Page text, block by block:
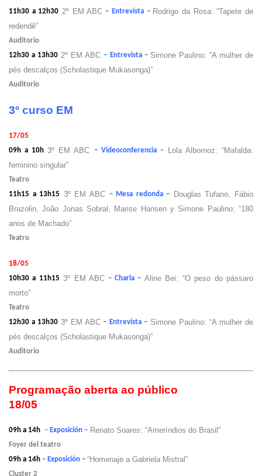
11h30 a 12h30 2º EM ABC – Entrevista – Rodrigo da Rosa: “Tapete de
redendê”
Auditorio
12h30 a 13h30 2º EM ABC – Entrevista – Simone Paulino: “A mulher de
pés descalços (Scholastique Mukasonga)”
Auditorio
3º curso EM
17/05
09h a 10h 3º EM ABC – Videoconferencia –Lola Albornoz: “Mafalda:
feminino singular”
Teatro
11h15 a 13h15
3º EM ABC – Mesa redonda – Douglas Tufano, Fábio
Brazolin, João Jonas Sobral, Marise Hansen y Simone Paulino: “180
anos de Machado”
Teatro
18/05
10h30 a 11h15 3º EM ABC – Charla – Aline Bei: “O peso do pássaro
morto”
Teatro
12h30 a 13h30 3º EM ABC – Entrevista –Simone Paulino: “A mulher de
pés descalços (Scholastique Mukasonga)”
Auditorio
Programação aberta ao público
18/05
09h a 14h – Exposición – Renato Soares: “Ameríndios do Brasil”
Foyer del teatro
09h a 14h – Exposición – “Homenaje a Gabriela Mistral”
Cluster 2